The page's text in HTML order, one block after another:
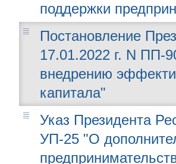
поддержки
Постановление
17.01.2022 г. N ПП-
внедрению
капитала"
Указ Президента
УП-25 "О